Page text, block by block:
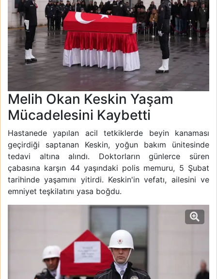
Melih Okan Keskin Yaşam
Mücadelesini Kaybetti
Hastanede yapılan acil tetkiklerde beyin kanaması
geçirdiği saptanan Keskin, yoğun bakım ünitesinde
tedavi altına alındı. Doktorların günlerce süren
çabasına karşın 44 yaşındaki polis memuru, 5 Şubat
tarihinde yaşamını yitirdi. Keskin'in vefatı, ailesini ve
emniyet teşkilatını yasa boğdu.